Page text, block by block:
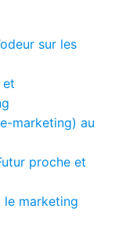
sur les
et
marketing) au
proche et
marketing